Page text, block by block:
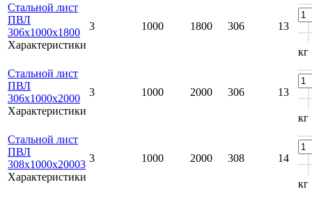
Стальной лист
ПВЛ
306х1000х1800
Характеристики
3 1000 1800 306 13
кг
Стальной лист
ПВЛ
306х1000х2000
Характеристики
3 1000 2000 306 13
кг
Стальной лист
ПВЛ
308х1000х20003
Характеристики
3 1000 2000 308 14
кг